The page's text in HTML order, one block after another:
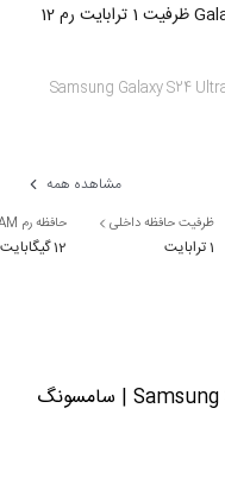
گوشی موبایل سامسونگ مدل Galaxy S24 Ultra ظرفیت 1 ترابایت رم 12
Samsung Galaxy S24
مشاهده همه
ظرفیت حافظه داخلی
1 ترابایت
حافظه رم RAM
12 گیگابایت
بررسی، خرید و قیمت Samsung S24 ULTRA | سامسونگ